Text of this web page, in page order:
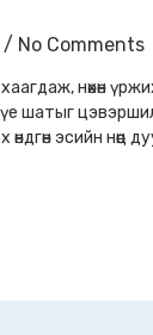
No Comments
нөхөн
шатыг цэвэршилт
өндгөн эсийн нөөц